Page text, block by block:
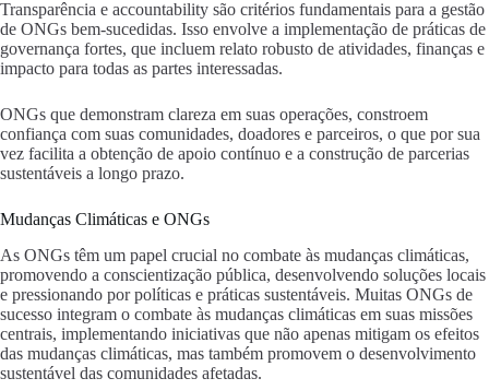
Transparência e accountability são critérios fundamentais para a gestão
de ONGs bem-sucedidas. Isso envolve a implementação de práticas de
governança fortes, que incluem relato robusto de atividades, finanças e
impacto para todas as partes interessadas.
ONGs que demonstram clareza em suas operações, constroem
confiança com suas comunidades, doadores e parceiros, o que por sua
vez facilita a obtenção de apoio contínuo e a construção de parcerias
sustentáveis a longo prazo.
Mudanças Climáticas e ONGs
As ONGs têm um papel crucial no combate às mudanças climáticas,
promovendo a conscientização pública, desenvolvendo soluções locais
e pressionando por políticas e práticas sustentáveis. Muitas ONGs de
sucesso integram o combate às mudanças climáticas em suas missões
centrais, implementando iniciativas que não apenas mitigam os efeitos
das mudanças climáticas, mas também promovem o desenvolvimento
sustentável das comunidades afetadas.